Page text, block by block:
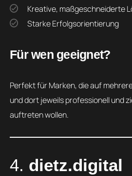
Kreative, maßgeschneiderte
Starke Erfolgsorientierung
Für wen geeignet?
Perfekt für Marken, die auf
und dort jeweils professionell und
auftreten wollen.
4. dietz.digital